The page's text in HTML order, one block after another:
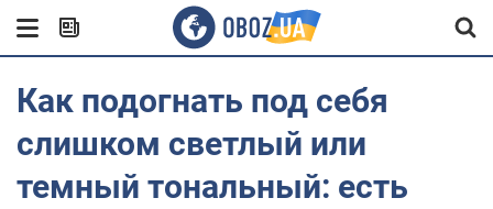
Как подогнать под себя
слишком светлый или
темный тональный: есть